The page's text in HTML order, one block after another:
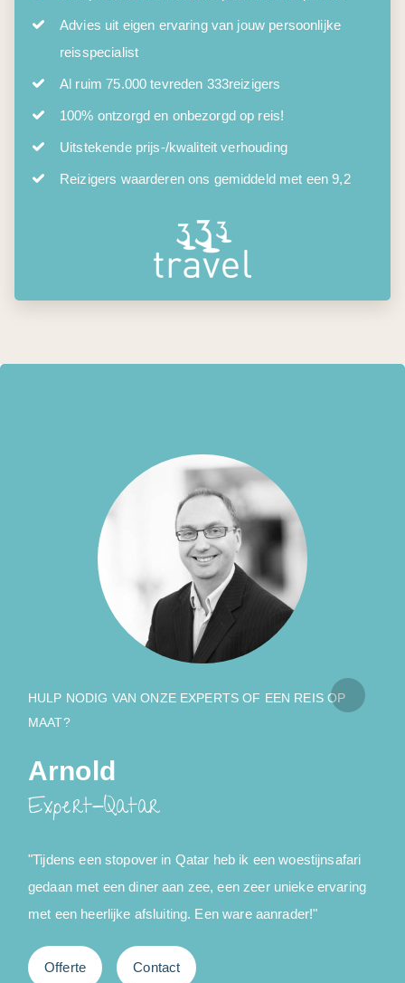
Advies uit eigen ervaring van jouw persoonlijke
reisspecialist
Al ruim 75.000 tevreden 333reizigers
100% ontzorgd en onbezorgd op reis!
Uitstekende prijs-/kwaliteit verhouding
Reizigers waarderen ons gemiddeld met een 9,2
HULP NODIG VAN ONZE EXPERTS OF EEN REIS OP
MAAT?
Arnold
Expert-Qatar
"Tijdens een stopover in Qatar heb ik een woestijnsafari
gedaan met een diner aan zee, een zeer unieke ervaring
met een heerlijke afsluiting. Een ware aanrader!"
Offerte Contact